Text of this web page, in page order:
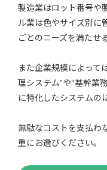
製造業はロット番号や
ル業は色やサイズ別に
ごとのニーズを満たせ
また企業規模によって
理システム”や“基幹業
に特化したシステムの
無駄なコストを支払わ
重にお選びください。